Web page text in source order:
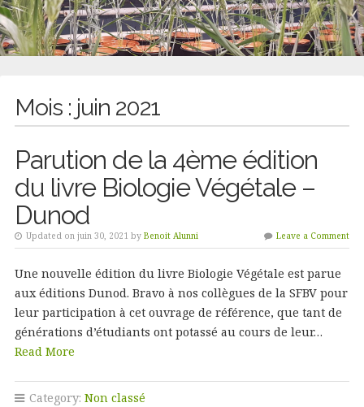
Mois : juin 2021
Parution de la 4ème édition
du livre Biologie Végétale –
Dunod
Updated on juin 30, 2021 by Benoit Alunni Leave a Comment
Une nouvelle édition du livre Biologie Végétale est parue
aux éditions Dunod. Bravo à nos collègues de la SFBV pour
leur participation à cet ouvrage de référence, que tant de
générations d’étudiants ont potassé au cours de leur…
Read More
Category: Non classé